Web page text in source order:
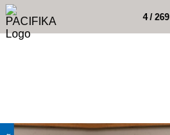
4 / 269